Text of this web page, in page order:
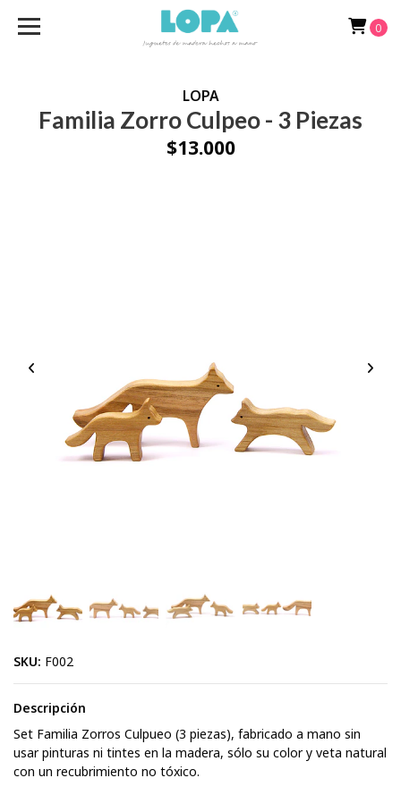
0
LOPA
Familia Zorro Culpeo - 3 Piezas
$13.000
SKU: F002
Descripción
Set Familia Zorros Culpueo (3 piezas), fabricado a mano sin
usar pinturas ni tintes en la madera, sólo su color y veta natural
con un recubrimiento no tóxico.